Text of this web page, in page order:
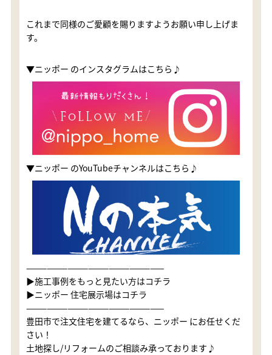
これまで同様のご愛顧を賜りますようお願い申し上げま
す。
▼ニッポー のインスタグラムはこちら♪
▼ニッポー のYouTubeチャンネルはこちら♪
————————————————————
▶施工事例をもっと見たい方はコチラ
▶ニッポー 住宅展示場はコチラ
————————————————————
豊田市で注文住宅を建てるなら、ニッポー にお任せくだ
さい！
土地探し/リフォームのご相談み承っております♪